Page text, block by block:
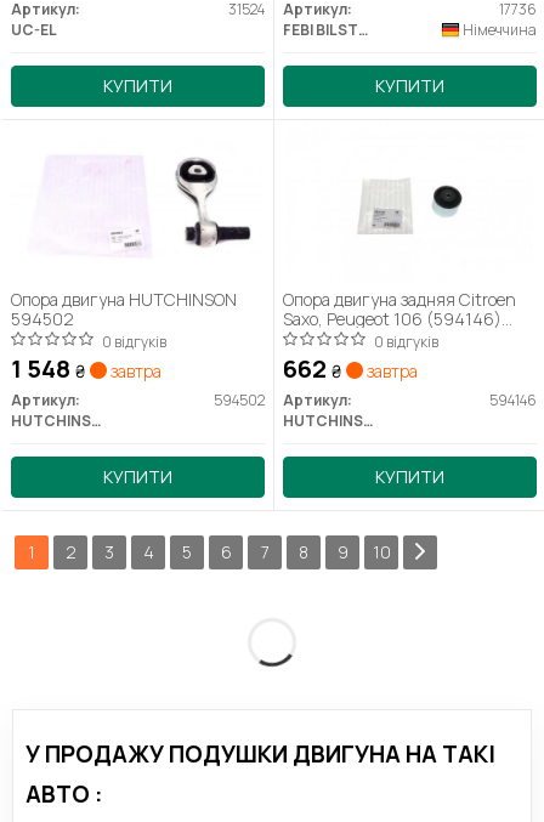
Артикул:
31524
UC-EL
КУПИТИ
Артикул:
17736
FEBI BILSTEIN
Німеччина
КУПИТИ
Опора двигуна HUTCHINSON
594502
0 відгуків
1 548 ₴ завтра
Артикул:
594502
HUTCHINSON
КУПИТИ
Опора двигуна задняя Citroen
Saxo, Peugeot 106 (594146)
Hutchinson 0 відгуків
662 ₴ завтра
Артикул:
594146
HUTCHINSON
КУПИТИ
1 2 3 4 5 6 7 8 9 10
У ПРОДАЖУ ПОДУШКИ ДВИГУНА НА ТАКІ
АВТО :